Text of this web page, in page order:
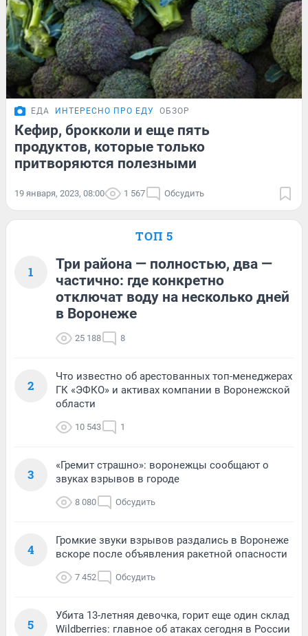
ЕДА ИНТЕРЕСНО ПРО ЕДУ ОБЗОР
Кефир, брокколи и еще пять
продуктов, которые только
притворяются полезными
19 января, 2023, 08:00 1 567 Обсудить
ТОП 5
1
Три района — полностью, два —
частично: где конкретно
отключат воду на несколько дней
в Воронеже
25 188 8
2
Что известно об арестованных топ-менеджерах
ГК «ЭФКО» и активах компании в Воронежской
области
10 543 1
3
«Гремит страшно»: воронежцы сообщают о
звуках взрывов в городе
8 080 Обсудить
4
Громкие звуки взрывов раздались в Воронеже
вскоре после объявления ракетной опасности
7 452 Обсудить
5
Убита 13-летняя девочка, горит еще один склад
Wildberries: главное об атаках сегодня в России